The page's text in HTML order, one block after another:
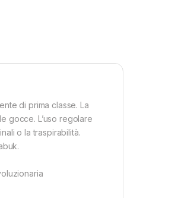
di prima classe. La
gocce. L’uso regolare
o la traspirabilità.